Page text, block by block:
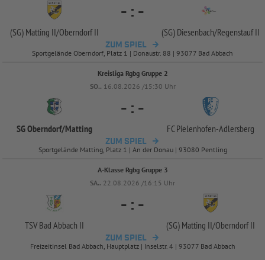
(SG) Matting II/Oberndorf II
- : -
(SG) Diesenbach/Regenstauf II
ZUM SPIEL
Sportgelände Oberndorf, Platz 1 | Donaustr. 88 | 93077 Bad Abbach
Kreisliga Rgbg Gruppe 2
SO.. 16.08.2026 /15:30 Uhr
SG Oberndorf/Matting
- : -
FC Pielenhofen-Adlersberg
ZUM SPIEL
Sportgelände Matting, Platz 1 | An der Donau | 93080 Pentling
A-Klasse Rgbg Gruppe 3
SA.. 22.08.2026 /16:15 Uhr
TSV Bad Abbach II
- : -
(SG) Matting II/Oberndorf II
ZUM SPIEL
Freizeitinsel Bad Abbach, Hauptplatz | Inselstr. 4 | 93077 Bad Abbach